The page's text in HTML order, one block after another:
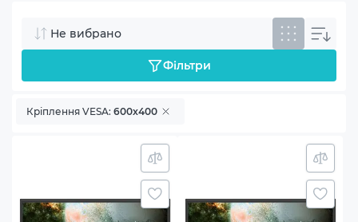
Не вибрано
Фільтри
Кріплення VESA: 600x400